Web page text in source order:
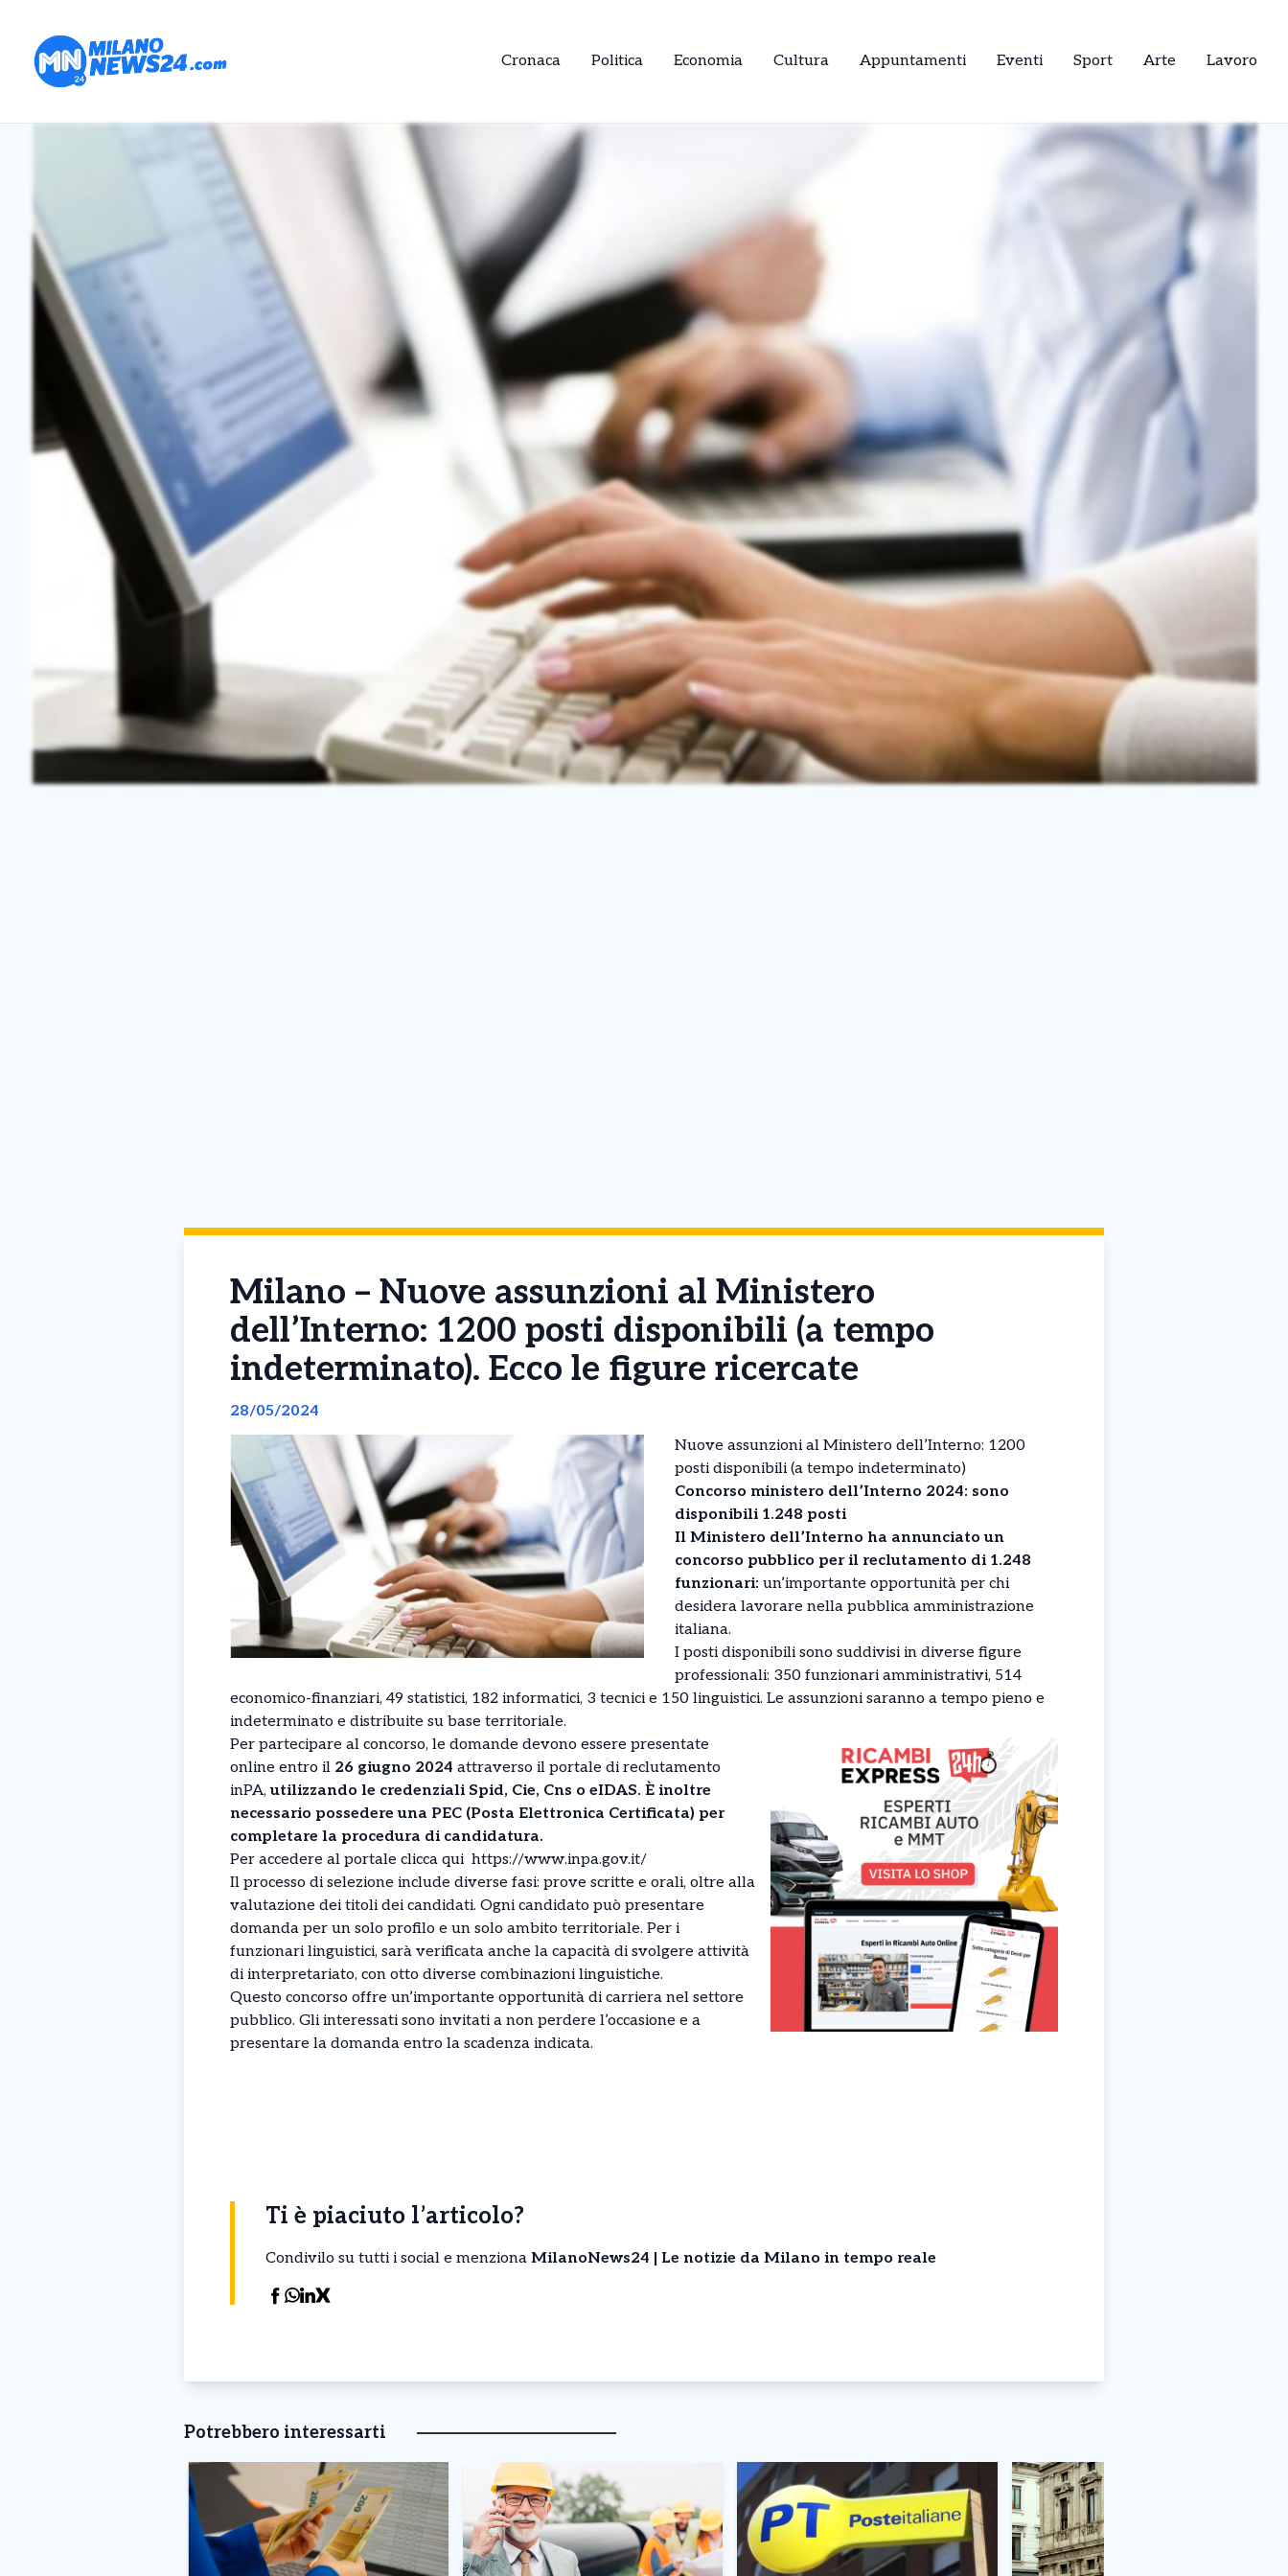
Cronaca Politica Economia Cultura Appuntamenti Eventi Sport Arte Lavoro
Milano – Nuove assunzioni al Ministero
dell’Interno: 1200 posti disponibili (a tempo
indeterminato). Ecco le figure ricercate
28/05/2024
Nuove assunzioni al Ministero dell’Interno: 1200
posti disponibili (a tempo indeterminato)
Concorso ministero dell’Interno 2024: sono
disponibili 1.248 posti
Il Ministero dell’Interno ha annunciato un
concorso pubblico per il reclutamento di 1.248
funzionari: un’importante opportunità per chi
desidera lavorare nella pubblica amministrazione
italiana.
I posti disponibili sono suddivisi in diverse figure
professionali: 350 funzionari amministrativi, 514
economico-finanziari, 49 statistici, 182 informatici, 3 tecnici e 150 linguistici. Le assunzioni saranno a tempo pieno e
indeterminato e distribuite su base territoriale.
Per partecipare al concorso, le domande devono essere presentate
online entro il 26 giugno 2024 attraverso il portale di reclutamento
inPA,utilizzando le credenziali Spid, Cie, Cns o eIDAS. È inoltre
necessario possedere una PEC (Posta Elettronica Certificata) per
completare la procedura di candidatura.
Per accedere al portale clicca qui https://www.inpa.gov.it/
Il processo di selezione include diverse fasi: prove scritte e orali, oltre alla
valutazione dei titoli dei candidati. Ogni candidato può presentare
domanda per un solo profilo e un solo ambito territoriale. Per i
funzionari linguistici, sarà verificata anche la capacità di svolgere attività
di interpretariato, con otto diverse combinazioni linguistiche.
Questo concorso offre un’importante opportunità di carriera nel settore
pubblico. Gli interessati sono invitati a non perdere l’occasione e a
presentare la domanda entro la scadenza indicata.
Ti è piaciuto l’articolo?
Condivilo su tutti i social e menziona MilanoNews24 | Le notizie da Milano in tempo reale
Potrebbero interessarti